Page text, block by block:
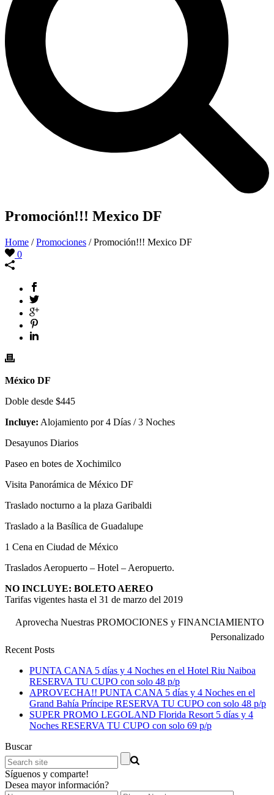
Promoción!!! Mexico DF
Home /Promociones / Promoción!!! Mexico DF
0
México DF
Doble desde $445
Incluye: Alojamiento por 4 Días / 3 Noches
Desayunos Diarios
Paseo en botes de Xochimilco
Visita Panorámica de México DF
Traslado nocturno a la plaza Garibaldi
Traslado a la Basílica de Guadalupe
1 Cena en Ciudad de México
Traslados Aeropuerto – Hotel – Aeropuerto.
NO INCLUYE: BOLETO AEREO
Tarifas vigentes hasta el 31 de marzo del 2019
Aprovecha Nuestras PROMOCIONES y FINANCIAMIENTO
Personalizado
Recent Posts
PUNTA CANA 5 días y 4 Noches en el Hotel Riu Naiboa
RESERVA TU CUPO con solo 48 p/p
APROVECHA!! PUNTA CANA 5 días y 4 Noches en el
Grand Bahía Príncipe RESERVA TU CUPO con solo 48 p/p
SUPER PROMO LEGOLAND Florida Resort 5 días y 4
Noches RESERVA TU CUPO con solo 69 p/p
Buscar
Síguenos y comparte!
Desea mayor información?